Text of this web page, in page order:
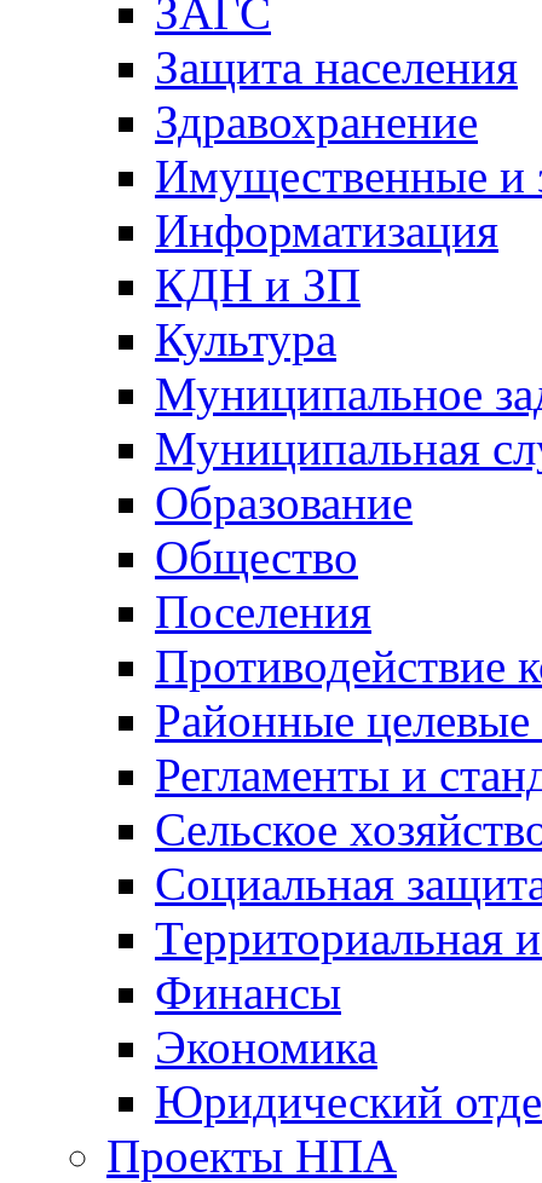
ЗАГС
Защита населения
Здравохранение
Имущественные и
Информатизация
КДН и ЗП
Культура
Муниципальное
Муниципальная
Образование
Общество
Поселения
Противодействие
Районные
Регламенты и
Сельское
Социальная
Территориальная
Финансы
Экономика
Юридический
Проекты НПА